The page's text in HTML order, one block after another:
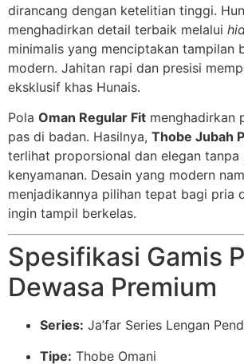
dirancang dengan ketelitian tinggi.
menghadirkan detail terbaik melalui
minimalis yang menciptakan tampilan
modern. Jahitan rapi dan presisi
eksklusif khas Hunais.
Pola Oman Regular Fit menghadirkan
pas di badan. Hasilnya, Thobe Jubah
terlihat proporsional dan elegan tanpa
kenyamanan. Desain yang modern
menjadikannya pilihan tepat bagi pria
ingin tampil berkelas.
Spesifikasi Gamis
Dewasa Premium
Series: Ja’far Series Lengan
Tipe: Thobe Omani